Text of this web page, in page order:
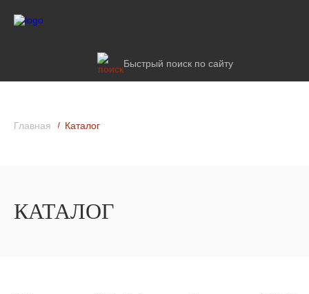
Быстрый поиск по сайту
Главная Каталог
КАТАЛОГ